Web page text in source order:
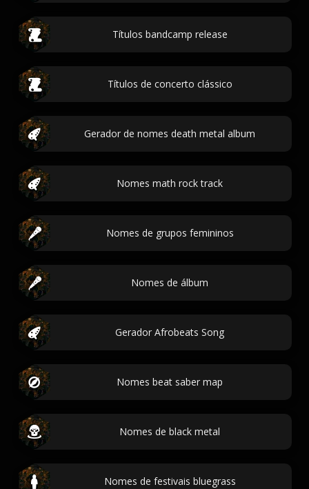
Títulos bandcamp release
Títulos de concerto clássico
Gerador de nomes death metal album
Nomes math rock track
Nomes de grupos femininos
Nomes de álbum
Gerador Afrobeats Song
Nomes beat saber map
Nomes de black metal
Nomes de festivais bluegrass